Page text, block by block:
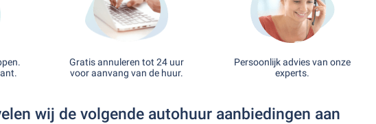
Gratis annuleren tot 24 uur
voor aanvang van de huur.
Persoonlijk advies van onze
experts.
wij de volgende autohuur aanbiedingen aan